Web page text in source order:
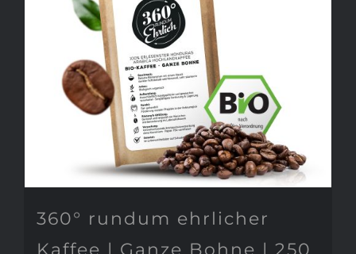
360° rundum ehrlicher